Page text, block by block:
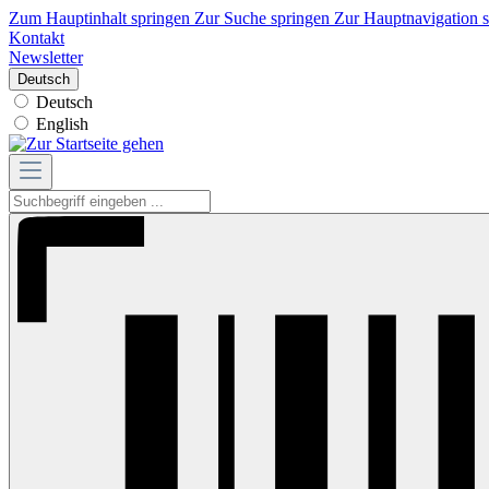
Zum Hauptinhalt springen Zur Suche springen Zur Hauptnavigation
Kontakt
Newsletter
Deutsch
Deutsch
English